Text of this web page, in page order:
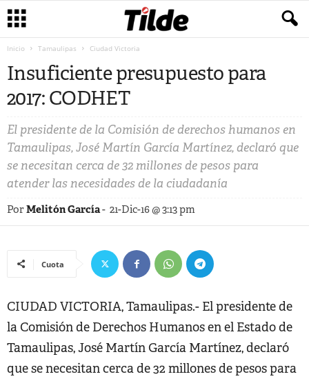
Inicio Tamaulipas Ciudad Victoria
Insuficiente presupuesto para
2017: CODHET
El presidente de la Comisión de derechos humanos en
Tamaulipas, José Martín García Martínez, declaró que
se necesitan cerca de 32 millones de pesos para
atender las necesidades de la ciudadanía
PorMelitón García- 21-Dic-16 @ 3:13 pm
Cuota
CIUDAD VICTORIA, Tamaulipas.- El presidente de
la Comisión de Derechos Humanos en el Estado de
Tamaulipas, José Martín García Martínez, declaró
que se necesitan cerca de 32 millones de pesos para